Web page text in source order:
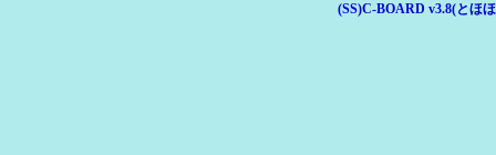
(SS)C-BOARD v3.8(とほ